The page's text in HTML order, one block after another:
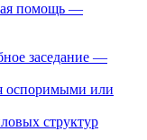
помощь —
заседание —
оспоримыми или
структур